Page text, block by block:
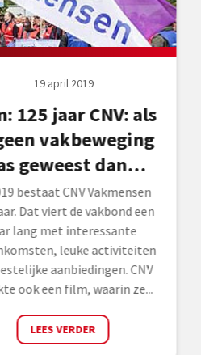
19 april 2019
125 jaar CNV: als
vakbeweging
geweest dan…
bestaat CNV Vakmensen
Dat viert de vakbond een
lang met interessante
leuke activiteiten
aanbiedingen. CNV
ook een film, waarin ze...
LEES VERDER